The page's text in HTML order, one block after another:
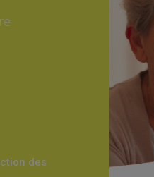
des